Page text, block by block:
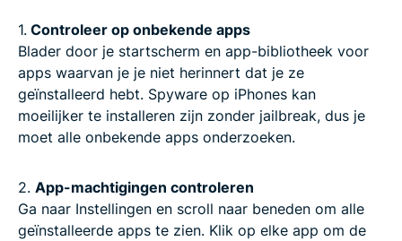
1. Controleer op onbekende apps
Blader door je startscherm en app-bibliotheek voor
apps waarvan je je niet herinnert dat je ze
geïnstalleerd hebt. Spyware op iPhones kan
moeilijker te installeren zijn zonder jailbreak, dus je
moet alle onbekende apps onderzoeken.
2. App-machtigingen controleren
Ga naar Instellingen en scroll naar beneden om alle
geïnstalleerde apps te zien. Klik op elke app om de